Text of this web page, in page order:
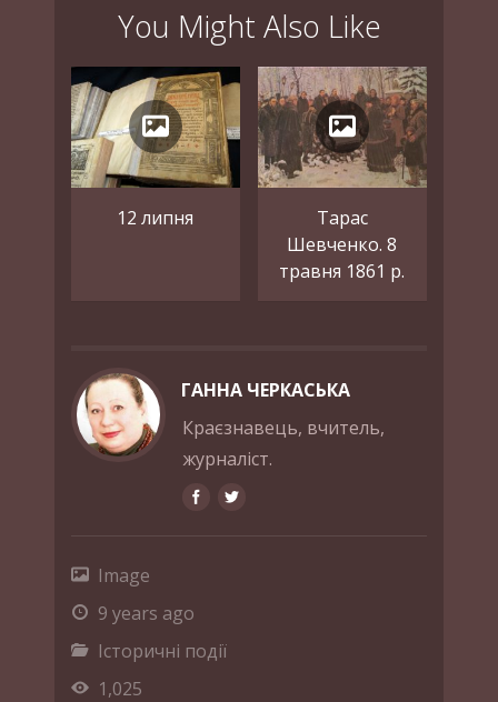
You Might Also Like
12 липня
Тарас
Шевченко. 8
травня 1861 р.
ГАННА ЧЕРКАСЬКА
Краєзнавець, вчитель,
журналіст.
Image
9 years ago
Історичні події
1,025